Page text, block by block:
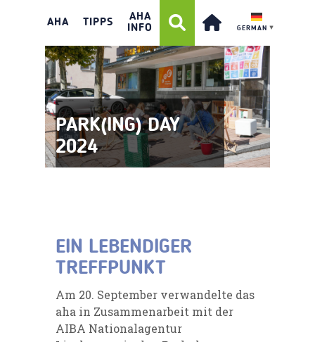
AHA TIPPS
AHA
INFO
GERMAN ▼
PARK(ING) DAY
2024
EIN LEBENDIGER
TREFFPUNKT
Am 20. September verwandelte das
aha in Zusammenarbeit mit der
AIBA Nationalagentur